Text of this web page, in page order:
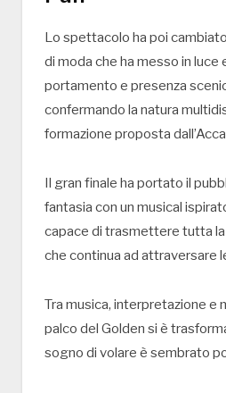
Lo spettacolo ha poi
di moda che ha messo in luce
portamento e presenza
confermando la natura
formazione proposta
Il gran finale ha portato il
fantasia con un musical
capace di trasmettere tutta la
che continua ad attraversare
Tra musica, interpretazione e
palco del Golden si è
sogno di volare è sembrato